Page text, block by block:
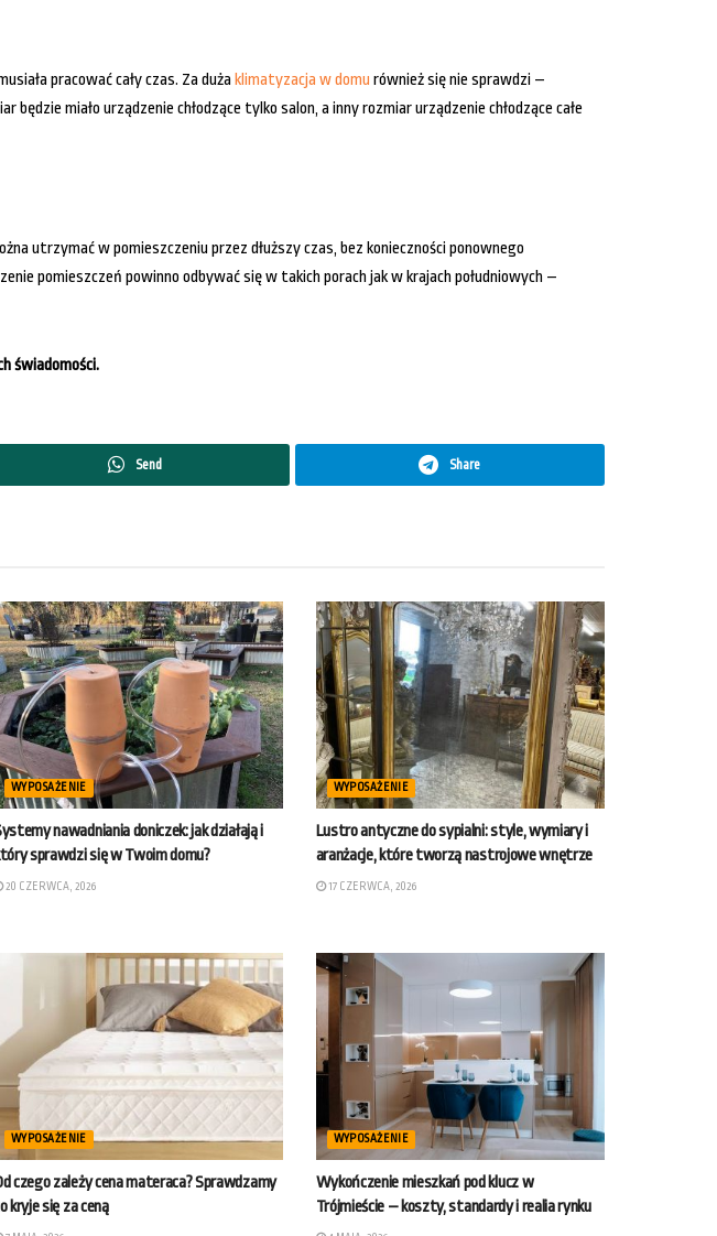
pracować cały czas. Za duża klimatyzacja w domu również się nie sprawdzi –
miało urządzenie chłodzące tylko salon, a inny rozmiar urządzenie chłodzące całe
utrzymać w pomieszczeniu przez dłuższy czas, bez konieczności ponownego
pomieszczeń powinno odbywać się w takich porach jak w krajach południowych –
świadomości.
Send Share
WYPOSAŻENIE
nawadniania doniczek: jak działają i
sprawdzi się w Twoim domu?
20 CZERWCA, 2026
WYPOSAŻENIE
Lustro antyczne do sypialni: style, wymiary i
aranżacje, które tworzą nastrojowe wnętrze
17 CZERWCA, 2026
WYPOSAŻENIE
czego zależy cena materaca? Sprawdzamy
kryje się za ceną
WYPOSAŻENIE
Wykończenie mieszkań pod klucz w
Trójmieście – koszty, standardy i realia rynku